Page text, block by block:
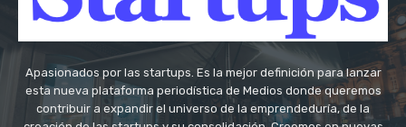
Apasionados por las startups. Es la mejor definición para lanzar
esta nueva plataforma periodística de Medios donde queremos
contribuir a expandir el universo de la emprendeduría, de la